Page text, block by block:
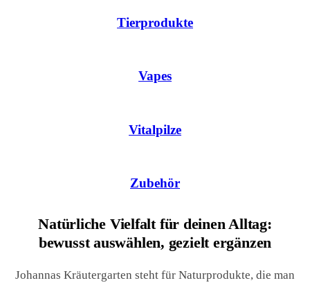
Tierprodukte
Vapes
Vitalpilze
Zubehör
Natürliche Vielfalt für deinen Alltag:
bewusst auswählen, gezielt ergänzen
Johannas Kräutergarten steht für Naturprodukte, die man